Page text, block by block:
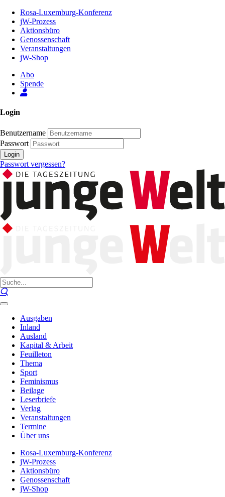
Inhalt
Seite
Rosa-Luxemburg-Konferenz
jW-Prozess
Aktionsbüro
Genossenschaft
Veranstaltungen
jW-Shop
Abo
Spende
Login
Benutzername
Passwort
Login
Passwort vergessen?
Ausgaben
Inland
Ausland
Kapital & Arbeit
Feuilleton
Thema
Sport
Feminismus
Beilage
Leserbriefe
Verlag
Veranstaltungen
Termine
Über uns
Rosa-Luxemburg-Konferenz
jW-Prozess
Aktionsbüro
Genossenschaft
jW-Shop